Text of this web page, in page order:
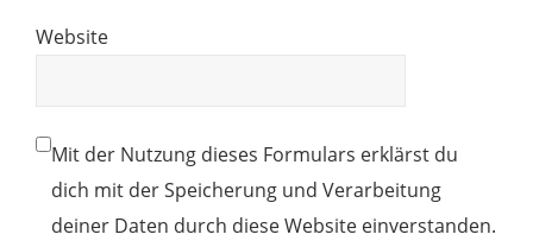
Website
Mit der Nutzung dieses Formulars erklärst du
dich mit der Speicherung und Verarbeitung
deiner Daten durch diese Website einverstanden.